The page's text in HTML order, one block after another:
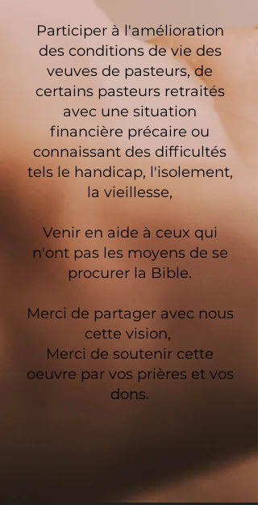
Participer à l'amélioration
des conditions de vie des
veuves de pasteurs, de
certains pasteurs retraités
avec une situation
financière précaire ou
connaissant des difficultés
tels le handicap, l'isolement,
la vieillesse,
Venir en aide à ceux qui
n'ont pas les moyens de se
procurer la Bible.
Merci de partager avec nous
cette vision,
Merci de soutenir cette
oeuvre par vos prières et vos
dons.